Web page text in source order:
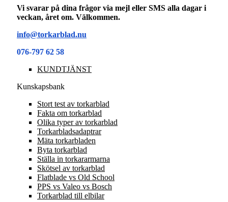
Vi svarar på dina frågor via mejl eller SMS alla dagar i
veckan, året om. Välkommen.
info@torkarblad.nu
076-797 62 58
KUNDTJÄNST
Kunskapsbank
Stort test av torkarblad
Fakta om torkarblad
Olika typer av torkarblad
Torkarbladsadaptrar
Mäta torkarbladen
Byta torkarblad
Ställa in torkararmarna
Skötsel av torkarblad
Flatblade vs Old School
PPS vs Valeo vs Bosch
Torkarblad till elbilar